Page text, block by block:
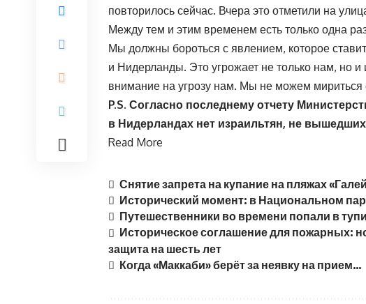
повторилось сейчас. Вчера это отметили на
Между тем и этим временем есть только одна
Мы должны бороться с явлением, которое
и Нидерланды. Это угрожает не только нам, но
внимание на угрозу нам. Мы не можем
P.S. Согласно последнему отчету
в Нидерландах нет израильтян, не вышедших
Read More
Снятие запрета на купание на пляжах
Исторический момент: в Национальном
Путешественники во времени попали в
Историческое соглашение для пожарных:
защита на шесть лет
Когда «Маккаби» берёт за неявку на прием…